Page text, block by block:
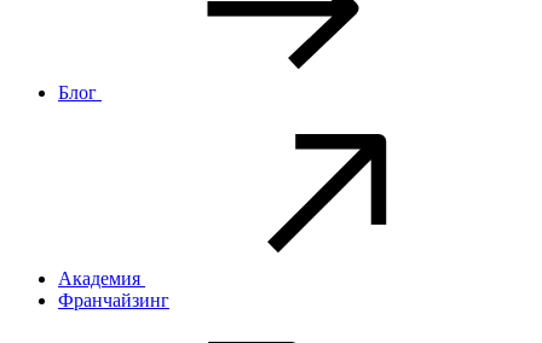
Блог
Академия
Франчайзинг